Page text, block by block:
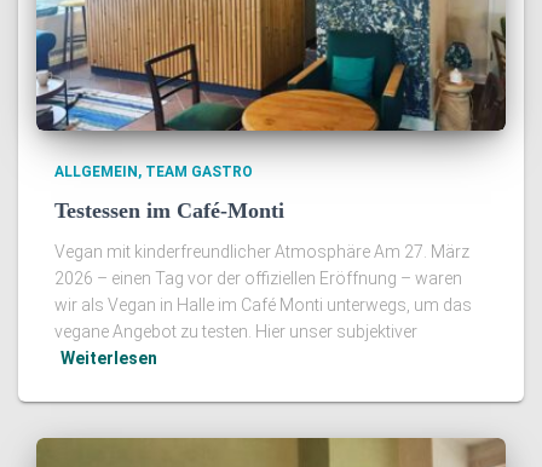
ALLGEMEIN TEAM GASTRO
Testessen im Café-Monti
Vegan mit kinderfreundlicher Atmosphäre Am 27. März
2026 – einen Tag vor der offiziellen Eröffnung – waren
wir als Vegan in Halle im Café Monti unterwegs, um das
vegane Angebot zu testen. Hier unser subjektiver
Weiterlesen